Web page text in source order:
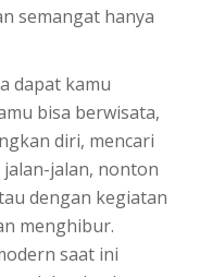
semangat hanya
dapat kamu
bisa berwisata,
diri, mencari
jalan, nonton
dengan kegiatan
menghibur.
saat ini